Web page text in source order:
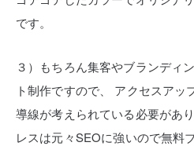
です。
３）もちろん集客やブランディ
ト制作ですので、
アクセスアッ
導線が考えられている必要があり
レスは元々SEOに強いので無料